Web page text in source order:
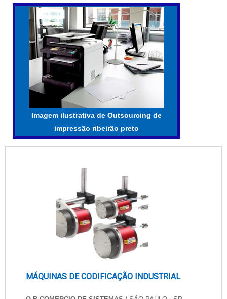
Imagem ilustrativa de Outsourcing de
impressão ribeirão preto
MÁQUINAS DE CODIFICAÇÃO INDUSTRIAL